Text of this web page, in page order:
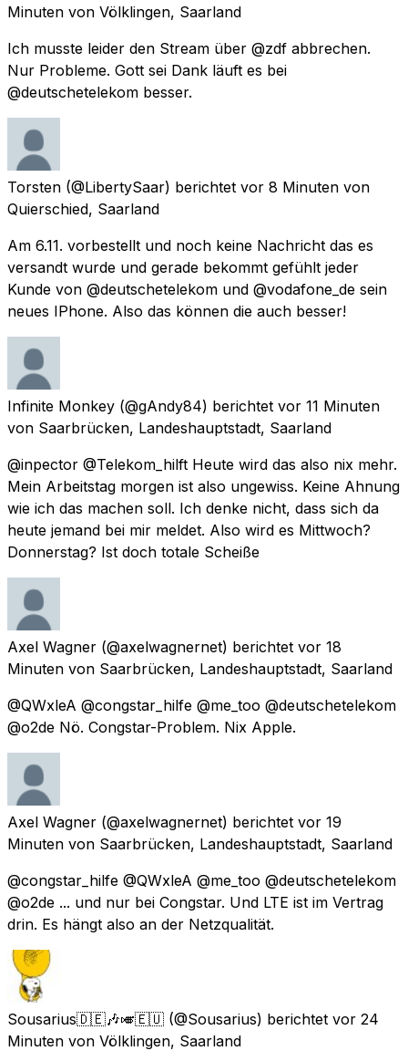
Minuten von Völklingen, Saarland
Ich musste leider den Stream über @zdf abbrechen.
Nur Probleme. Gott sei Dank läuft es bei
@deutschetelekom besser.
Torsten (@LibertySaar) berichtet vor 8 Minuten von
Quierschied, Saarland
Am 6.11. vorbestellt und noch keine Nachricht das es
versandt wurde und gerade bekommt gefühlt jeder
Kunde von @deutschetelekom und @vodafone_de sein
neues IPhone. Also das können die auch besser!
Infinite Monkey (@gAndy84) berichtet vor 11 Minuten
von Saarbrücken, Landeshauptstadt, Saarland
@inpector @Telekom_hilft Heute wird das also nix mehr.
Mein Arbeitstag morgen ist also ungewiss. Keine Ahnung
wie ich das machen soll. Ich denke nicht, dass sich da
heute jemand bei mir meldet. Also wird es Mittwoch?
Donnerstag? Ist doch totale Scheiße
Axel Wagner (@axelwagnernet) berichtet vor 18
Minuten von Saarbrücken, Landeshauptstadt, Saarland
@QWxleA @congstar_hilfe @me_too @deutschetelekom
@o2de Nö. Congstar-Problem. Nix Apple.
Axel Wagner (@axelwagnernet) berichtet vor 19
Minuten von Saarbrücken, Landeshauptstadt, Saarland
@congstar_hilfe @QWxleA @me_too @deutschetelekom
@o2de ... und nur bei Congstar. Und LTE ist im Vertrag
drin. Es hängt also an der Netzqualität.
Sousarius🇩🇪🎶🎺🇪🇺 (@Sousarius) berichtet vor 24
Minuten von Völklingen, Saarland